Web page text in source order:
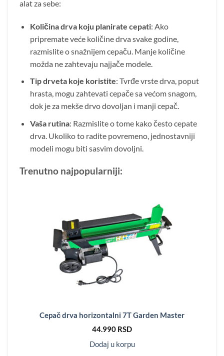
alat za sebe:
Količina drva koju planirate cepati: Ako
pripremate veće količine drva svake godine,
razmislite o snažnijem cepaču. Manje količine
možda ne zahtevaju najjače modele.
Tip drveta koje koristite: Tvrđe vrste drva, poput
hrasta, mogu zahtevati cepače sa većom snagom,
dok je za mekše drvo dovoljan i manji cepač.
Vaša rutina: Razmislite o tome kako često cepate
drva. Ukoliko to radite povremeno, jednostavniji
modeli mogu biti sasvim dovoljni.
Trenutno najpopularniji:
Cepač drva horizontalni 7T Garden Master
44.990 RSD
Dodaj u korpu